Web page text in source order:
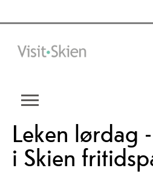
Leken lørdag
i Skien